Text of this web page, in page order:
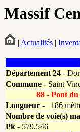
Massif
| Actualités |
Département24 -
Commune - Saint
88 - Pont
Longueur -
186
Nombre de voie(s)
Pk - 579,546